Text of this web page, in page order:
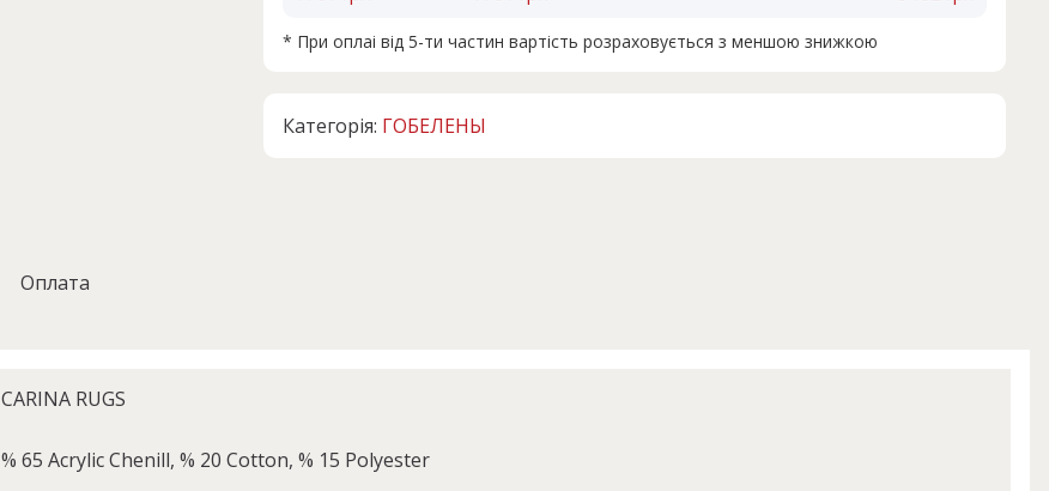
* При оплаі від 5-ти частин вартість розраховується з меншою знижкою
Категорія: ГОБЕЛЕНЫ
Оплата
CARINA RUGS
% 65 Acrylic Chenill, % 20 Cotton, % 15 Polyester